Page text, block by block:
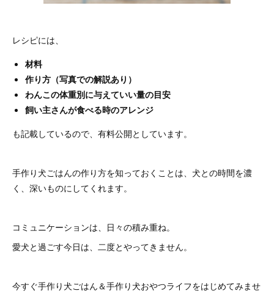
レシピには、
材料
作り方（写真での解説あり）
わんこの体重別に与えていい量の目安
飼い主さんが食べる時のアレンジ
も記載しているので、有料公開としています。
手作り犬ごはんの作り方を知っておくことは、犬との時間を濃
く、深いものにしてくれます。
コミュニケーションは、日々の積み重ね。
愛犬と過ごす今日は、二度とやってきません。
今すぐ手作り犬ごはん＆手作り犬おやつライフをはじめてみませ